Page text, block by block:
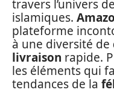
travers l’univers
islamiques.
plateforme
à une diversité de
livraison rapide.
les éléments qui
tendances de la